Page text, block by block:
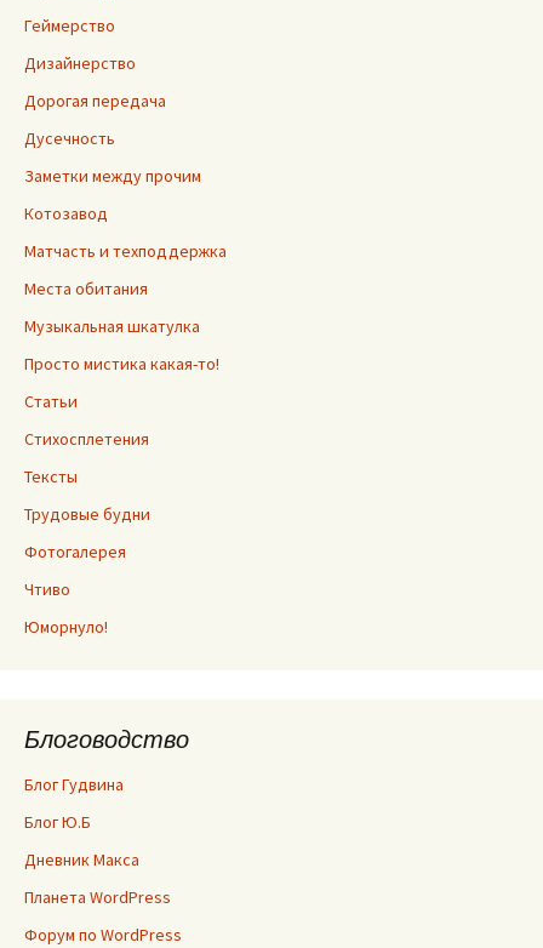
Геймерство
Дизайнерство
Дорогая передача
Дусечность
Заметки между прочим
Котозавод
Матчасть и техподдержка
Места обитания
Музыкальная шкатулка
Просто мистика какая-то!
Статьи
Стихосплетения
Тексты
Трудовые будни
Фотогалерея
Чтиво
Юморнуло!
Блоговодство
Блог Гудвина
Блог Ю.Б
Дневник Макса
Планета WordPress
Форум по WordPress